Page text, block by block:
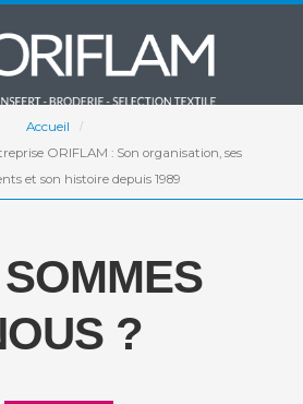
Accueil
ORIFLAM : Son organisation, ses
et son histoire depuis 1989
?